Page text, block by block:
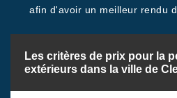
afin d'avoir un meilleur rendu
Les critères de prix pour la
extérieurs dans la ville de